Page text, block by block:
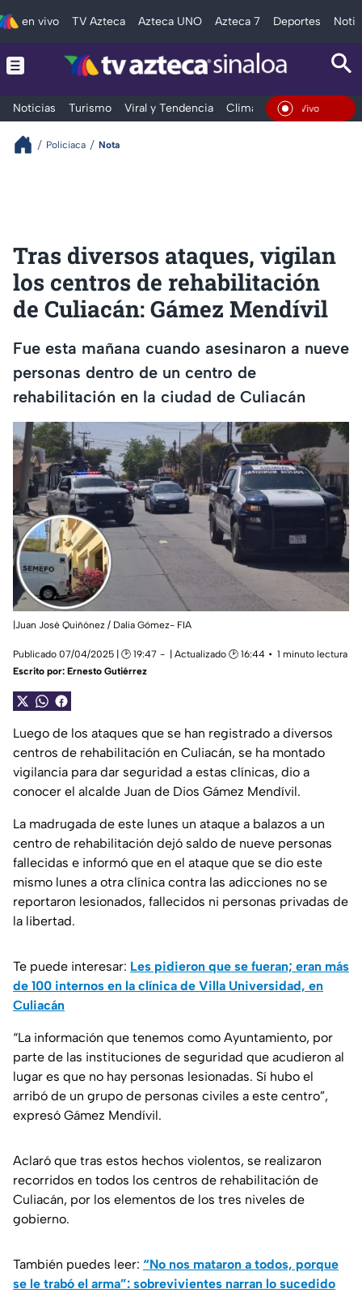
en vivo TV Azteca Azteca UNO Azteca 7 Deportes
Noticias Turismo Viral y Tendencia Clima Deportes
En Vivo
Policiaca Nota
Tras diversos ataques, vigilan
los centros de rehabilitación
de Culiacán: Gámez Mendívil
Fue esta mañana cuando asesinaron a nueve
personas dentro de un centro de
rehabilitación en la ciudad de Culiacán
|Juan José Quiñónez / Dalia Gómez- FIA
Publicado 07/04/2025 | 🕑 19:47 | Actualizado 🕑 16:44
1 minuto lectura
Escrito por: Ernesto Gutiérrez
Luego de los ataques que se han registrado a diversos
centros de rehabilitación en Culiacán, se ha montado
vigilancia para dar seguridad a estas clínicas, dio a
conocer el alcalde Juan de Dios Gámez Mendívil.
La madrugada de este lunes un ataque a balazos a un
centro de rehabilitación dejó saldo de nueve personas
fallecidas e informó que en el ataque que se dio este
mismo lunes a otra clínica contra las adicciones no se
reportaron lesionados, fallecidos ni personas privadas de
la libertad.
Te puede interesar: Les pidieron que se fueran; eran más
de 100 internos en la clínica de Villa Universidad, en
Culiacán
“La información que tenemos como Ayuntamiento, por
parte de las instituciones de seguridad que acudieron al
lugar es que no hay personas lesionadas. Sí hubo el
arribó de un grupo de personas civiles a este centro”,
expresó Gámez Mendívil.
Aclaró que tras estos hechos violentos, se realizaron
recorridos en todos los centros de rehabilitación de
Culiacán, por los elementos de los tres niveles de
gobierno.
También puedes leer: “No nos mataron a todos, porque
se le trabó el arma”: sobrevivientes narran lo sucedido